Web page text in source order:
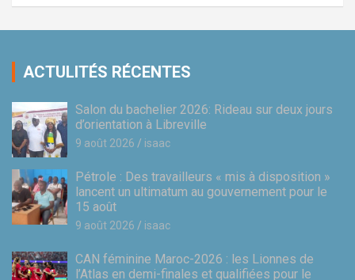
ACTULITÉS RÉCENTES
Salon du bachelier 2026: Rideau sur deux jours
d’orientation à Libreville
9 août 2026 isaac
Pétrole : Des travailleurs « mis à disposition »
lancent un ultimatum au gouvernement pour le
15 août
9 août 2026 isaac
CAN féminine Maroc-2026 : les Lionnes de
l’Atlas en demi-finales et qualifiées pour le